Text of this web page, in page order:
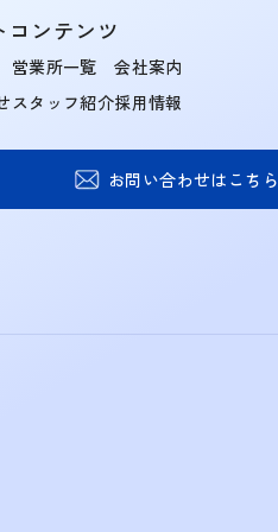
コンテンツ
営業所一覧
スタッフ紹介
会社案内
採用情報
お問い合わせはこちら